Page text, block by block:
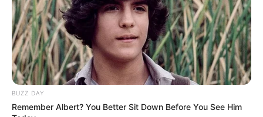
(foto: suara.com dan instagram.nikeardillaofficial)
Baca juga: Hobi Traveling, Intip 10 Outfit Naysila Mirdad
BUZZ DAY
Remember Albert? You Better Sit Down Before You See Him